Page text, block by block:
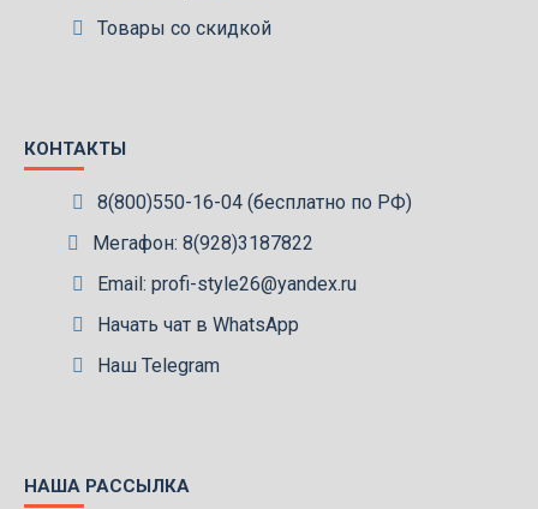
Товары со скидкой
КОНТАКТЫ
8(800)550-16-04 (бесплатно по РФ)
Мегафон: 8(928)3187822
Email: profi-style26@yandex.ru
Начать чат в WhatsApp
Наш Telegram
НАША РАССЫЛКА